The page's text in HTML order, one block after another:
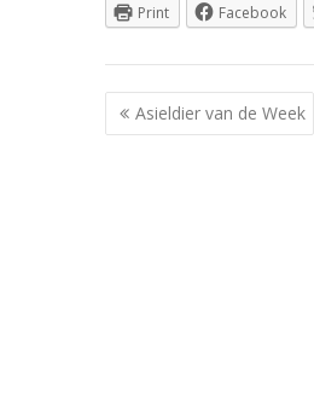
Print Facebook
Berichtnavigatie
Asieldier van de Week